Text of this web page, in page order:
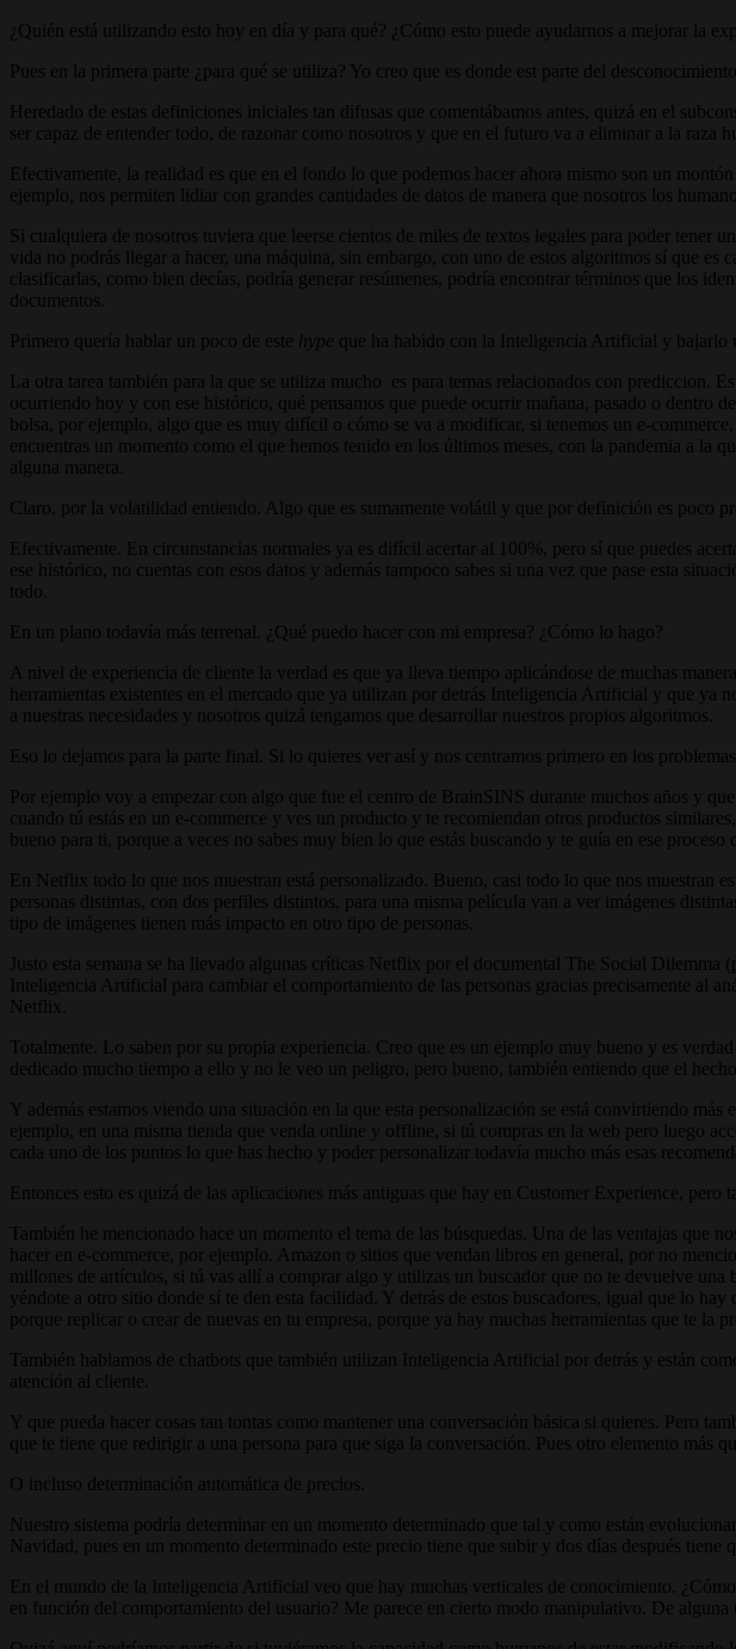
¿Quién está utilizando esto hoy en día y para qué? ¿Cómo esto puede ayudarnos a mejorar la
Pues en la primera parte ¿para qué se utiliza? Yo creo que es donde est parte del
Heredado de estas definiciones iniciales tan difusas que comentábamos antes, quizá en el
ser capaz de entender todo, de razonar como nosotros y que en el futuro va a eliminar a la raza
Efectivamente, la realidad es que en el fondo lo que podemos hacer ahora mismo son un
ejemplo, nos permiten lidiar con grandes cantidades de datos de manera que nosotros los
Si cualquiera de nosotros tuviera que leerse cientos de miles de textos legales para poder tener
vida no podrás llegar a hacer, una máquina, sin embargo, con uno de estos algoritmos sí que
clasificarlas, como bien decías, podría generar resúmenes, podría encontrar términos que los
documentos.
Primero quería hablar un poco de este hype que ha habido con la Inteligencia Artificial y bajarlo
La otra tarea también para la que se utiliza mucho es para temas relacionados con prediccion.
ocurriendo hoy y con ese histórico, qué pensamos que puede ocurrir mañana, pasado o dentro
bolsa, por ejemplo, algo que es muy difícil o cómo se va a modificar, si tenemos un e-
encuentras un momento como el que hemos tenido en los últimos meses, con la pandemia a la
alguna manera.
Claro, por la volatilidad entiendo. Algo que es sumamente volátil y que por definición es poco
Efectivamente. En circunstancias normales ya es difícil acertar al 100%, pero sí que puedes
ese histórico, no cuentas con esos datos y además tampoco sabes si una vez que pase esta
todo.
En un plano todavía más terrenal. ¿Qué puedo hacer con mi empresa? ¿Cómo lo hago?
A nivel de experiencia de cliente la verdad es que ya lleva tiempo aplicándose de muchas
herramientas existentes en el mercado que ya utilizan por detrás Inteligencia Artificial y que ya
a nuestras necesidades y nosotros quizá tengamos que desarrollar nuestros propios algoritmos.
Eso lo dejamos para la parte final. Si lo quieres ver así y nos centramos primero en los problemas.
Por ejemplo voy a empezar con algo que fue el centro de BrainSINS durante muchos años y
cuando tú estás en un e-commerce y ves un producto y te recomiendan otros productos
bueno para ti, porque a veces no sabes muy bien lo que estás buscando y te guía en ese proceso
En Netflix todo lo que nos muestran está personalizado. Bueno, casi todo lo que nos muestran
personas distintas, con dos perfiles distintos, para una misma película van a ver imágenes
tipo de imágenes tienen más impacto en otro tipo de personas.
Justo esta semana se ha llevado algunas críticas Netflix por el documental The Social
Inteligencia Artificial para cambiar el comportamiento de las personas gracias precisamente al
Netflix.
Totalmente. Lo saben por su propia experiencia. Creo que es un ejemplo muy bueno y es
dedicado mucho tiempo a ello y no le veo un peligro, pero bueno, también entiendo que el
Y además estamos viendo una situación en la que esta personalización se está convirtiendo
ejemplo, en una misma tienda que venda online y offline, si tú compras en la web pero luego
cada uno de los puntos lo que has hecho y poder personalizar todavía mucho más esas
Entonces esto es quizá de las aplicaciones más antiguas que hay en Customer Experience, pero
También he mencionado hace un momento el tema de las búsquedas. Una de las ventajas que
hacer en e-commerce, por ejemplo. Amazon o sitios que vendan libros en general, por no
millones de artículos, si tú vas allí a comprar algo y utilizas un buscador que no te devuelve
yéndote a otro sitio donde sí te den esta facilidad. Y detrás de estos buscadores, igual que lo
porque replicar o crear de nuevas en tu empresa, porque ya hay muchas herramientas que te la
También hablamos de chatbots que también utilizan Inteligencia Artificial por detrás y están
atención al cliente.
Y que pueda hacer cosas tan tontas como mantener una conversación básica si quieres. Pero
que te tiene que redirigir a una persona para que siga la conversación. Pues otro elemento
O incluso determinación automática de precios.
Nuestro sistema podría determinar en un momento determinado que tal y como están
Navidad, pues en un momento determinado este precio tiene que subir y dos días después tiene
En el mundo de la Inteligencia Artificial veo que hay muchas verticales de conocimiento.
en función del comportamiento del usuario? Me parece en cierto modo manipulativo. De